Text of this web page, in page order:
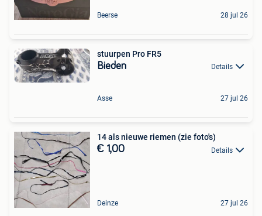
Beerse 28 jul 26
stuurpen Pro FR5
Bieden Details
Asse 27 jul 26
14 als nieuwe riemen (zie foto's)
€ 1,00 Details
Deinze 27 jul 26